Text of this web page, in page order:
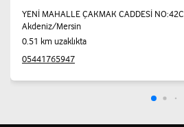
YENİ MAHALLE ÇAKMAK CADDESİ NO:42C
Akdeniz/Mersin
0.51 km uzaklıkta
05441765947